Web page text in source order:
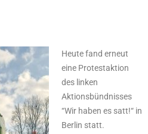
Heute fand erneut
eine Protestaktion
des linken
Aktionsbündnisses
“Wir haben es satt!“ in
Berlin statt.